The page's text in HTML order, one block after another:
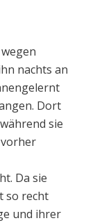
nachts an
Dort
sie
Da sie
so recht
und ihrer